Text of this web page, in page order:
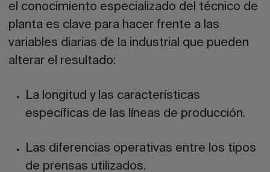
el conocimiento especializado del técnico de
planta es clave para hacer frente a las
variables diarias de la industrial que pueden
alterar el resultado:
La longitud y las características
específicas de las líneas de producción.
Las diferencias operativas entre los tipos
de prensas utilizados.